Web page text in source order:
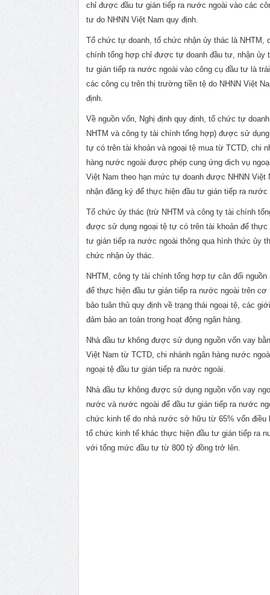
chỉ được đầu tư gián tiếp ra nước ngoài vào các
tư do NHNN Việt Nam quy định.
Tổ chức tự doanh, tổ chức nhận ủy thác là NHTM,
chính tổng hợp chỉ được tự doanh đầu tư, nhận ủy
tư gián tiếp ra nước ngoài vào công cụ đầu tư là
các công cụ trên thị trường tiền tệ do NHNN Việt
định.
Về nguồn vốn, Nghị định quy định, tổ chức tự
NHTM và công ty tài chính tổng hợp) được sử
tự có trên tài khoản và ngoại tệ mua từ TCTD, chi
hàng nước ngoài được phép cung ứng dịch vụ
Việt Nam theo hạn mức tự doanh được NHNN Việt
nhận đăng ký để thực hiện đầu tư gián tiếp ra nước
Tổ chức ủy thác (trừ NHTM và công ty tài chính
được sử dụng ngoại tệ tự có trên tài khoản để thực
tư gián tiếp ra nước ngoài thông qua hình thức ủy
chức nhận ủy thác.
NHTM, công ty tài chính tổng hợp tự cân đối nguồn
để thực hiện đầu tư gián tiếp ra nước ngoài trên cơ
bảo tuân thủ quy định về trạng thái ngoại tệ, các
đảm bảo an toàn trong hoạt động ngân hàng.
Nhà đầu tư không được sử dụng nguồn vốn vay
Việt Nam từ TCTD, chi nhánh ngân hàng nước
ngoại tệ đầu tư gián tiếp ra nước ngoài.
Nhà đầu tư không được sử dụng nguồn vốn vay
nước và nước ngoài để đầu tư gián tiếp ra nước
chức kinh tế do nhà nước sở hữu từ 65% vốn điều
tổ chức kinh tế khác thực hiện đầu tư gián tiếp ra
với tổng mức đầu tư từ 800 tỷ đồng trở lên.